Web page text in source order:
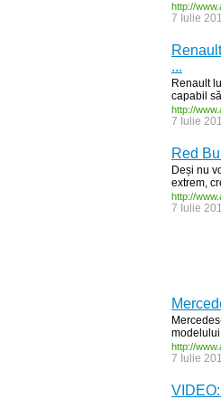
http://
7 Iulie
...
Renault
capabil
http://
7 Iulie
Red
Deși nu
extrem,
http://
7 Iulie
http://
7 Iulie